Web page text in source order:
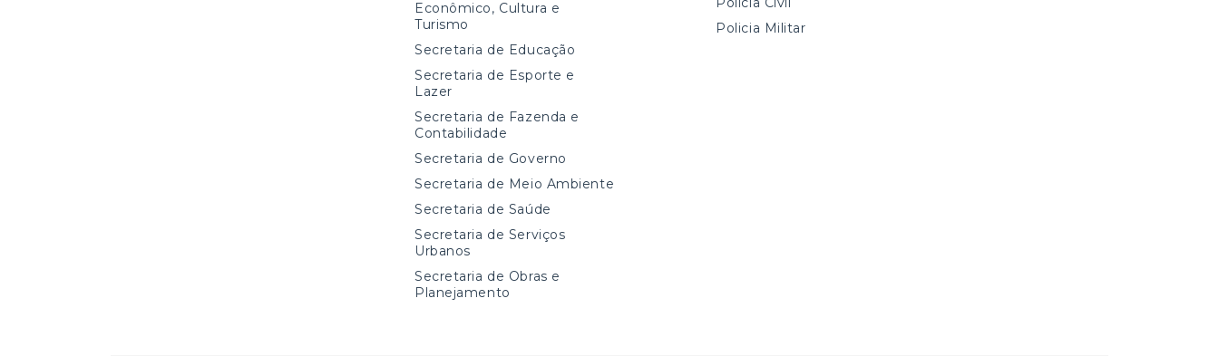
Econômico, Cultura e
Turismo
Secretaria de Educação
Secretaria de Esporte e
Lazer
Secretaria de Fazenda e
Contabilidade
Secretaria de Governo
Secretaria de Meio Ambiente
Secretaria de Saúde
Secretaria de Serviços
Urbanos
Secretaria de Obras e
Planejamento
Policia Militar